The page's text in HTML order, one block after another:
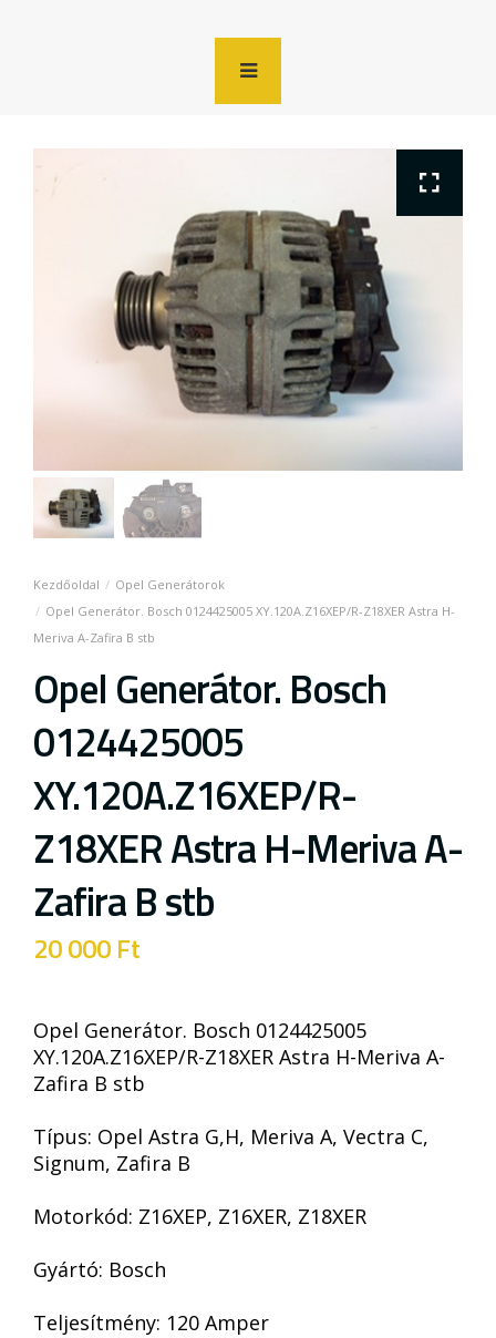
Opel Generátorok
Opel Generátor. Bosch 0124425005 XY.120A.Z16XEP/R-Z18XER Astra H-
Meriva A-Zafira B stb
Opel Generátor. Bosch
0124425005
XY.120A.Z16XEP/R-
Z18XER Astra H-Meriva A-
Zafira B stb
20 000Ft
Opel Generátor. Bosch 0124425005
XY.120A.Z16XEP/R-Z18XER Astra H-Meriva A-
Zafira B stb
Típus: Opel Astra G,H, Meriva A, Vectra C,
Signum, Zafira B
Motorkód: Z16XEP, Z16XER, Z18XER
Gyártó: Bosch
Teljesítmény: 120 Amper